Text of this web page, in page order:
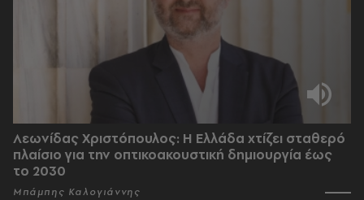
Λεωνίδας Χριστόπουλος: Η Ελλάδα χτίζει σταθερό
πλαίσιο για την οπτικοακουστική δημιουργία έως
το 2030
Μπάμπης Καλογιάννης